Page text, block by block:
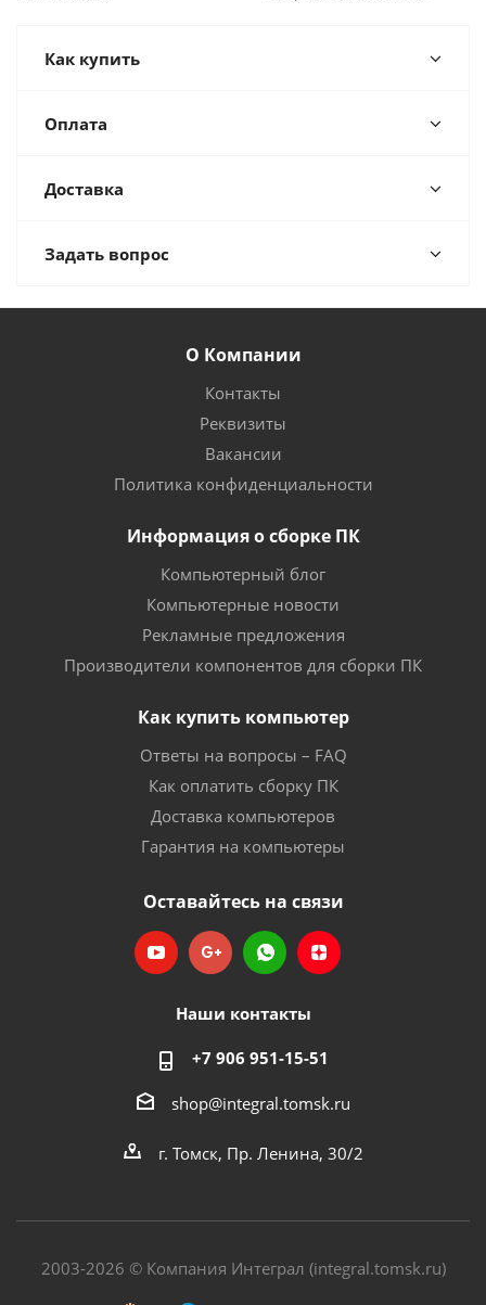
Как купить
Оплата
Доставка
Задать вопрос
О Компании
Контакты
Реквизиты
Вакансии
Политика конфиденциальности
Информация о сборке ПК
Компьютерный блог
Компьютерные новости
Рекламные предложения
Производители компонентов для сборки ПК
Как купить компьютер
Ответы на вопросы – FAQ
Как оплатить сборку ПК
Доставка компьютеров
Гарантия на компьютеры
Оставайтесь на связи
Наши контакты
+7 906 951-15-51
shop@integral.tomsk.ru
г. Томск, Пр. Ленина, 30/2
2003-2026 © Компания Интеграл (integral.tomsk.ru)